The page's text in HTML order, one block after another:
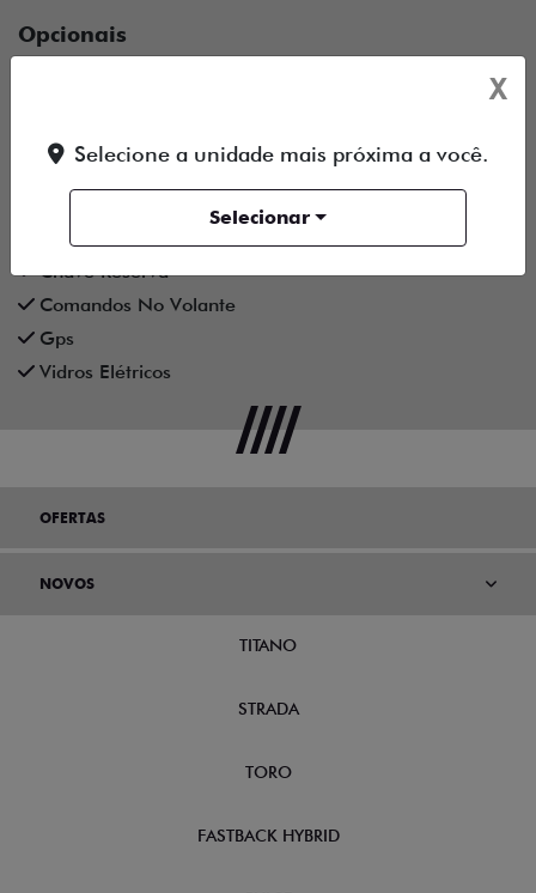
Opcionais
Ar Condicionado
Ar Quente
Central Multimídia Bluetooth
Chave Reserva
Comandos No Volante
Gps
Vidros Elétricos
OFERTAS
NOVOS
TITANO
STRADA
TORO
FASTBACK HYBRID
X
Selecione a unidade mais próxima a você.
Selecionar